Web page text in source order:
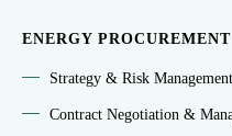
ENERGY PROCUREMENT
Strategy & Risk Management
Contract Negotiation &